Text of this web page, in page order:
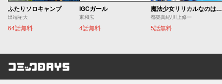
ふたりソロキャンプ
出端祐大
64話無料
IGCガール
東和広
4話無料
魔法少女リリカルなのは EXCEEDS
都築真紀/川上修一
5話無料
コミックDAYS